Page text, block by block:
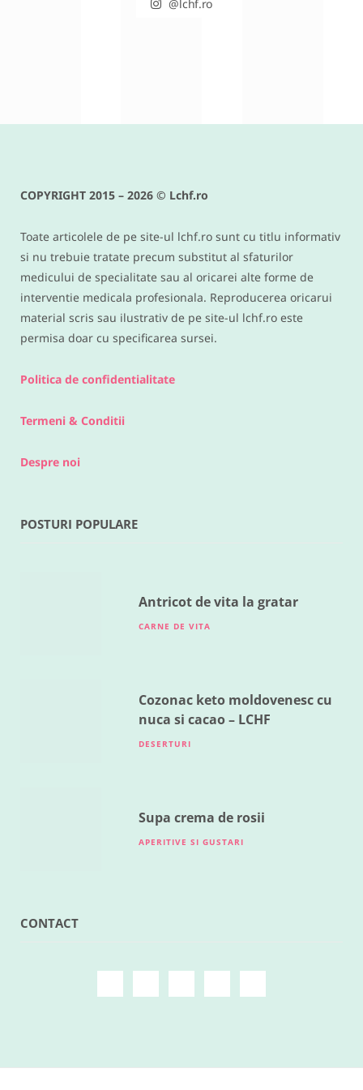
@lchf.ro
COPYRIGHT 2015 – 2026 © Lchf.ro
Toate articolele de pe site-ul lchf.ro sunt cu titlu informativ
si nu trebuie tratate precum substitut al sfaturilor
medicului de specialitate sau al oricarei alte forme de
interventie medicala profesionala. Reproducerea oricarui
material scris sau ilustrativ de pe site-ul lchf.ro este
permisa doar cu specificarea sursei.
Politica de confidentialitate
Termeni & Conditii
Despre noi
POSTURI POPULARE
Antricot de vita la gratar
CARNE DE VITA
Cozonac keto moldovenesc cu
nuca si cacao – LCHF
DESERTURI
Supa crema de rosii
APERITIVE SI GUSTARI
CONTACT